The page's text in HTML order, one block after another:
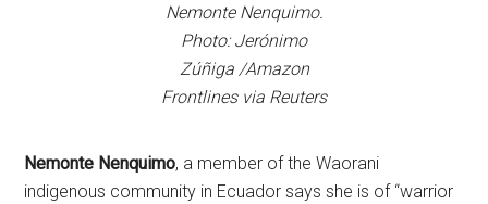
Nemonte Nenquimo.
Photo: Jerónimo
Zúñiga /Amazon
Frontlines via Reuters
Nemonte Nenquimo, a member of the Waorani
indigenous community in Ecuador says she is of “warrior